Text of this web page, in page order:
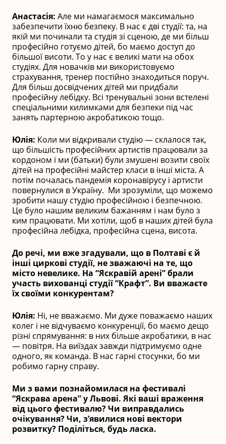
Анастасія: Але ми намагаємося максимально
забезпечити їхню безпеку. В нас є дві студії: та, на
якій ми починали та студія зі сценою, де ми більш
професійно готуємо дітей, бо маємо доступ до
більшої висоти. То у нас є великі мати на обох
студіях. Для новачків ми використовуємо
страхування, тренер постійно знаходиться поруч.
Для більш досвідчених дітей ми придбали
професійну лебідку. Всі тренувальні зони встелені
спеціальними килимками для безпеки під час
занять партерною акробатикою тощо.
Юлія: Коли ми відкривали студію — склалося так,
що більшість професійних артистів працювали за
кордоном і ми (батьки) були змушені возити своїх
дітей на професійні майстер класи в інші міста. А
потім почалась пандемія коронавірусу і артисти
повернулися в Україну. Ми зрозуміли, що можемо
зробити нашу студію професійною і безпечною.
Це було нашим великим бажанням і нам було з
ким працювати. Ми хотіли, щоб в наших дітей була
професійна лебідка, професійна сцена, висота.
До речі, ми вже згадували, що в Полтаві є й
інші циркові студії, не зважаючі на те, що
місто невелике. На “Яскравій арені” брали
участь вихованці студії “Крафт”. Ви вважаєте
їх своїми конкурентам?
Юлія: Ні, не вважаємо. Ми дуже поважаємо наших
колег і не відчуваємо конкуренції, бо маємо дещо
різні спрямування: в них більше акробатики, в нас
— повітря. На виїздах завжди підтримуємо одне
одного, як команда. В нас гарні стосунки, бо ми
робимо гарну справу.
Ми з вами познайомилася на фестивалі
“Яскрава арена” у Львові. Які ваші враження
від цього фестивалю? Чи виправдались
очікування? Чи, з’явилися нові вектори
розвитку? Поділіться, будь ласка.